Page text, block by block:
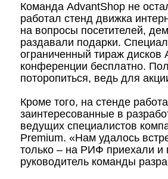
Команда AdvantShop не
работал стенд движка
на вопросы посетителей,
раздавали подарки.
ограниченный тираж дисков
конференции бесплатно.
поторопиться, ведь для
Кроме того, на стенде
заинтересованные в
ведущих специалистов
Premium. «Нам удалось
только – на РИФ приехали и
руководитель команды